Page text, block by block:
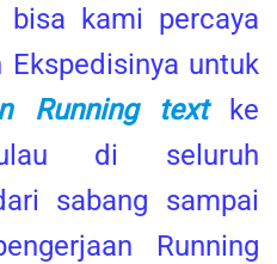
bisa kami percaya
untuk
Running text
ke
di seluruh
sabang sampai
Running